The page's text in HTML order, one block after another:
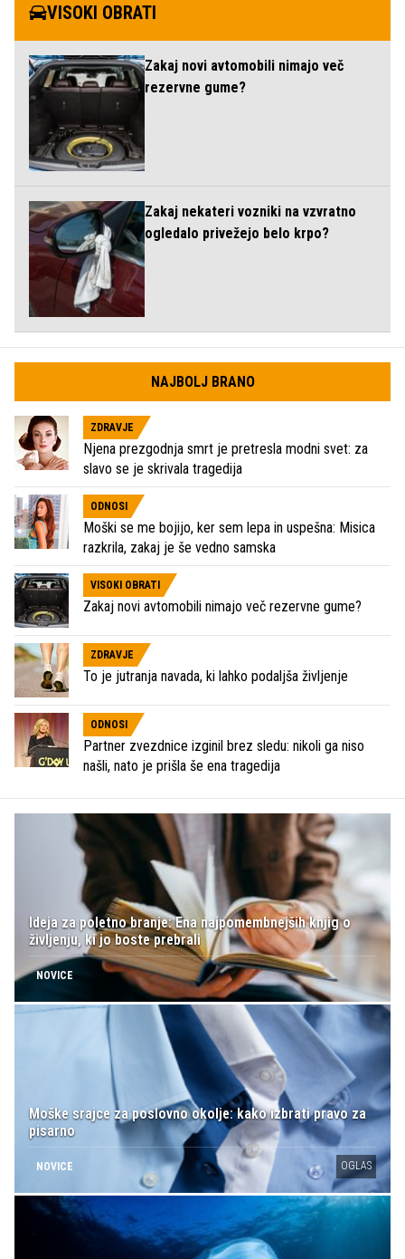
VISOKI OBRATI
Zakaj novi avtomobili nimajo več
rezervne gume?
Zakaj nekateri vozniki na vzvratno
ogledalo privežejo belo krpo?
NAJBOLJ BRANO
ZDRAVJE
Njena prezgodnja smrt je pretresla modni svet: za
slavo se je skrivala tragedija
ODNOSI
Moški se me bojijo, ker sem lepa in uspešna: Misica
razkrila, zakaj je še vedno samska
VISOKI OBRATI
Zakaj novi avtomobili nimajo več rezervne gume?
ZDRAVJE
To je jutranja navada, ki lahko podaljša življenje
ODNOSI
Partner zvezdnice izginil brez sledu: nikoli ga niso
našli, nato je prišla še ena tragedija
Ideja za poletno branje: Ena najpomembnejših knjig o
življenju, ki jo boste prebrali
NOVICE
Moške srajce za poslovno okolje: kako izbrati pravo za
pisarno
NOVICE OGLAS